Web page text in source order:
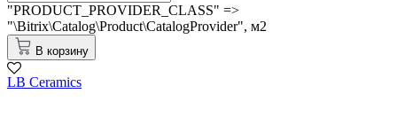
"PRODUCT_PROVIDER_CLASS" =>
"\Bitrix\Catalog\Product\CatalogProvider", м2
В корзину
LB Ceramics